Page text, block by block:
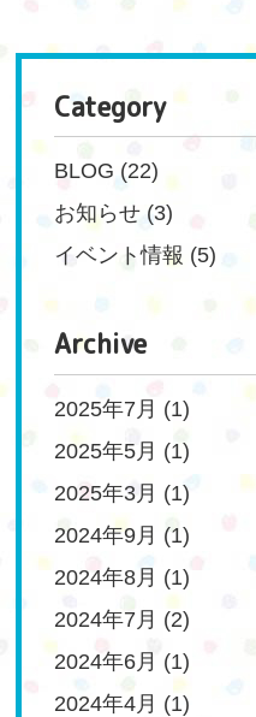
Category
BLOG (22)
お知らせ (3)
イベント情報 (5)
Archive
2025年7月 (1)
2025年5月 (1)
2025年3月 (1)
2024年9月 (1)
2024年8月 (1)
2024年7月 (2)
2024年6月 (1)
2024年4月 (1)